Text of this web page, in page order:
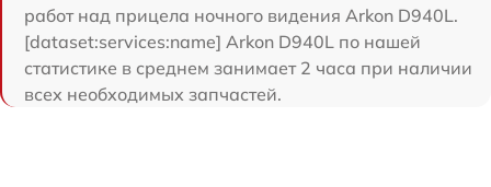
работ над прицела ночного видения Arkon D940L.
[dataset:services:name] Arkon D940L по нашей
статистике в среднем занимает 2 часа при наличии
всех необходимых запчастей.